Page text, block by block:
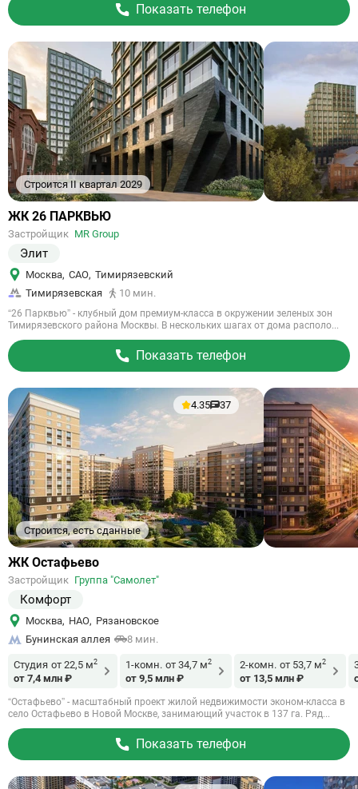
Показать телефон
Строится II квартал 2029
Ссылка
объект
ЖК 26 ПАРКВЬЮ
Застройщик MR Group
Элит
Москва, САО, Тимирязевский
Тимирязевская
10 мин.
“26 Парквью” - клубный дом премиум-класса в окружении зеленых зон
Тимирязевского района Москвы. В нескольких шагах от дома располо...
Показать телефон
Строится, есть сданные
4.35 37
Ссылка
объект
ЖК Остафьево
Застройщик Группа "Самолет"
Комфорт
Москва, НАО, Рязановское
Бунинская аллея
8 мин.
Студия от 22,5 м2
от 7,4 млн ₽
1-комн. от 34,7 м2
от 9,5 млн ₽
2-комн. от 53,7 м2
от 13,5 млн ₽
“Остафьево” - масштабный проект жилой недвижимости эконом-класса в
село Остафьево в Новой Москве, занимающий участок в 137 га. Ряд...
Показать телефон